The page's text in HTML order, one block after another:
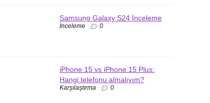
Samsung Galaxy S24 İnceleme
İnceleme 0
iPhone 15 vs iPhone 15 Plus:
Hangi telefonu almalıyım?
Karşılaştırma 0